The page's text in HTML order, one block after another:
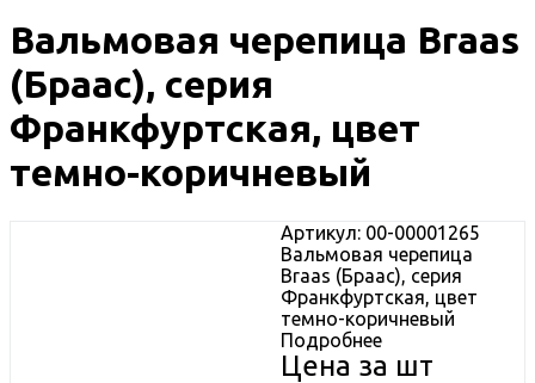
Вальмовая черепица Braas
(Браас), серия
Франкфуртская, цвет
темно-коричневый
Артикул: 00-00001265
Вальмовая черепица
Braas (Браас), серия
Франкфуртская, цвет
темно-коричневый
Подробнее
Цена за шт